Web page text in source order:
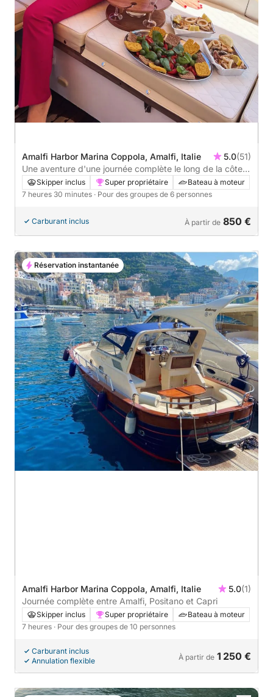
Amalfi Harbor Marina Coppola, Amalfi, Italie 5.0(51)
Une aventure d'une journée complète le long de la côte
amalfitaine
Skipper inclus Super propriétaire
Bateau à moteur
7 heures 30 minutes · Pour des groupes de 6 personnes
Carburant inclus À partir de 850 €
Amalfi Harbor Marina Coppola, Amalfi, Italie 5.0(1)
Journée complète entre Amalfi, Positano et Capri
Skipper inclus Super propriétaire
Bateau à moteur
7 heures · Pour des groupes de 10 personnes
Carburant inclus
Annulation flexible
À partir de 1 250 €
Réservation instantanée